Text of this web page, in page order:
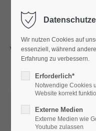
Login
Benutzername
Passwort
(Kommentare: 0)
Wir nutzen Cookies auf
essenziell, während
Erfahrung zu verbessern.
Erforderlich*
Notwendige Cookies
Website korrekt
Externe Medien
Externe Medien wie
Youtube zulassen